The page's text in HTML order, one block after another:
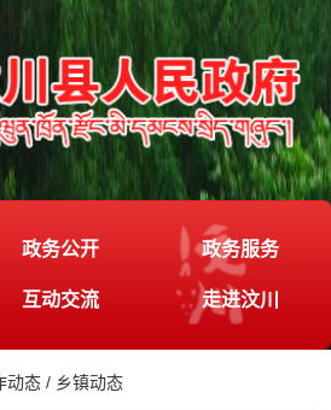
政务公开 政务服务
互动交流 走进汶川
动态 / 乡镇动态